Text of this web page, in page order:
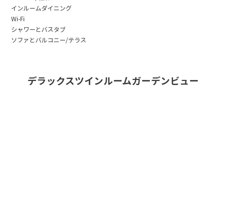
インルームダイニング
Wi-Fi
シャワーとバスタブ
ソファとバルコニー/テラス
デラックスツインルームガーデンビュー